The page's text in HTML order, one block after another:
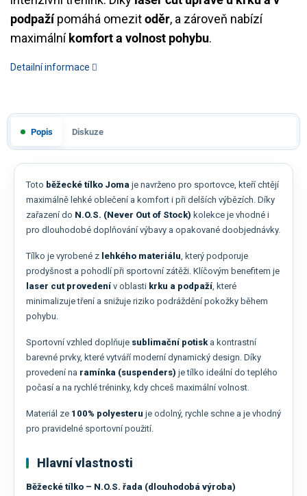
podpažípomáhá omezitoděr, a zároveň nabízí
maximální komfort a volnost pohybu.
Detailní informace
Popis Diskuze
Toto běžecké tílko Joma je navrženo pro sportovce, kteří chtějí
maximálně lehké oblečení a komfort i při delších výbězích. Díky
zařazení do N.O.S. (Never Out of Stock) kolekce je vhodné i
pro dlouhodobé doplňování výbavy a opakované doobjednávky.
Tílko je vyrobené z lehkého materiálu, který podporuje
prodyšnost a pohodlí při sportovní zátěži. Klíčovým benefitem je
laser cut provedení v oblasti krku a podpaží, které
minimalizuje tření a snižuje riziko podráždění pokožky během
pohybu.
Sportovní vzhled doplňuje sublimační potiska kontrastní
barevné prvky, které vytváří moderní dynamický design. Díky
provedení na ramínka (suspenders) je tílko ideální do teplého
počasí a na rychlé tréninky, kdy chceš maximální volnost.
Materiál ze 100% polyesteru je odolný, rychle schne a je vhodný
pro pravidelné sportovní použití.
Hlavní vlastnosti
Běžecké tílko – N.O.S. řada (dlouhodobá výroba)